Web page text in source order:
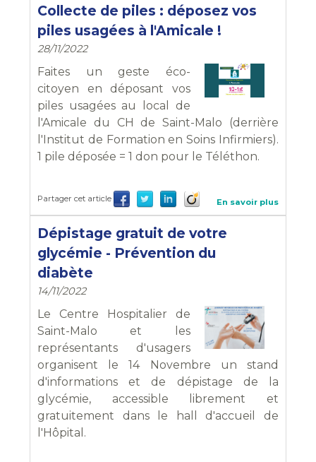
Collecte de piles : déposez vos
piles usagées à l'Amicale !
28/11/2022
Faites un geste éco-
citoyen en déposant vos
piles usagées au local de
l'Amicale du CH de Saint-Malo (derrière
l'Institut de Formation en Soins Infirmiers).
1 pile déposée = 1 don pour le Téléthon.
Partager cet article En savoir plus
Dépistage gratuit de votre
glycémie - Prévention du
diabète
14/11/2022
Le Centre Hospitalier de
Saint-Malo et les
représentants d'usagers
organisent le 14 Novembre un stand
d'informations et de dépistage de la
glycémie, accessible librement et
gratuitement dans le hall d'accueil de
l'Hôpital.